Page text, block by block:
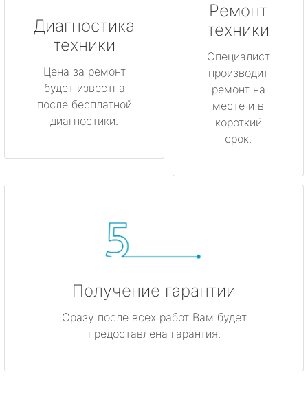
Диагностика
техники
Цена за ремонт
будет известна
после бесплатной
диагностики.
Ремонт
техники
Специалист
производит
ремонт на
месте и в
короткий
срок.
Получение гарантии
Сразу после всех работ Вам будет
предоставлена гарантия.